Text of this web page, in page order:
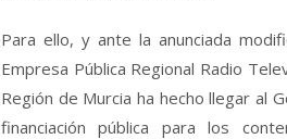
Para ello, y ante la anunciada
Empresa Pública Regional Radio
Región de Murcia ha hecho llegar al
financiación pública para los